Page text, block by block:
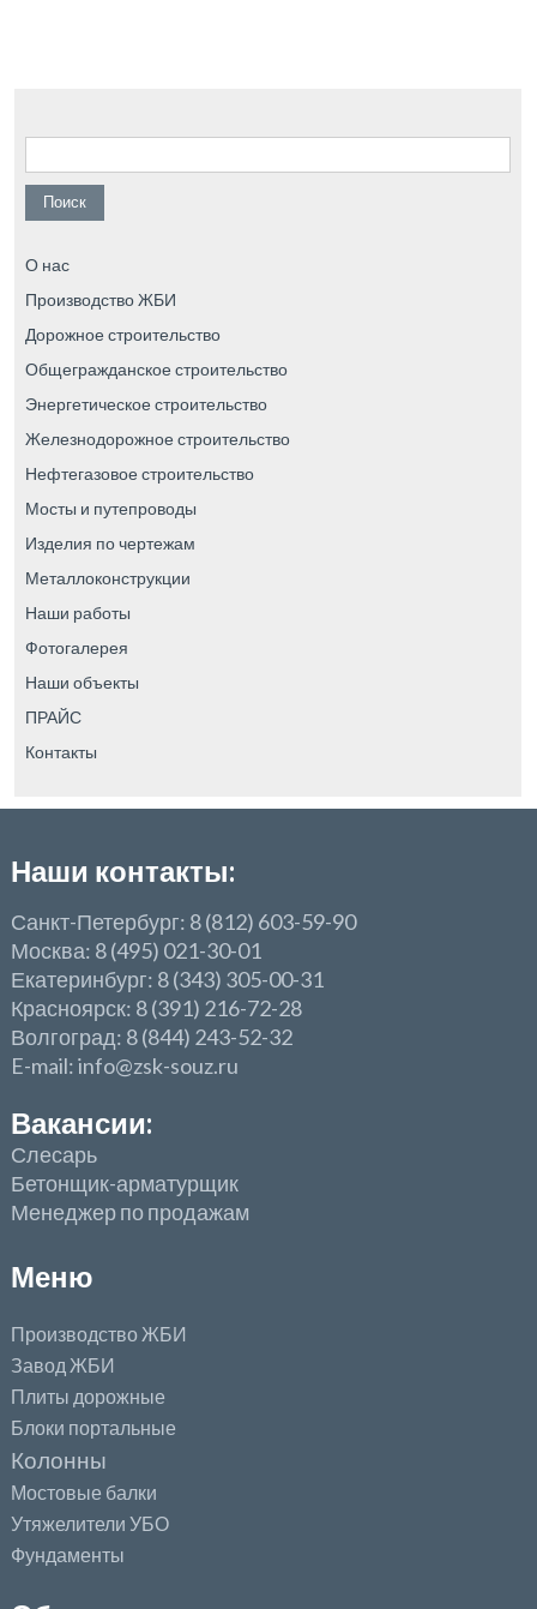
Найти:
О нас
Производство ЖБИ
Дорожное строительство
Общегражданское строительство
Энергетическое строительство
Железнодорожное строительство
Нефтегазовое строительство
Мосты и путепроводы
Изделия по чертежам
Металлоконструкции
Наши работы
Фотогалерея
Наши объекты
ПРАЙС
Контакты
Наши контакты:
Санкт-Петербург: 8 (812) 603-59-90
Москва: 8 (495) 021-30-01
Екатеринбург: 8 (343) 305-00-31
Красноярск: 8 (391) 216-72-28
Волгоград: 8 (844) 243-52-32
E-mail: info@zsk-souz.ru
Вакансии:
Слесарь
Бетонщик-арматурщик
Менеджер по продажам
Меню
Производство ЖБИ
Завод ЖБИ
Плиты дорожные
Блоки портальные
Колонны
Мостовые балки
Утяжелители УБО
Фундаменты